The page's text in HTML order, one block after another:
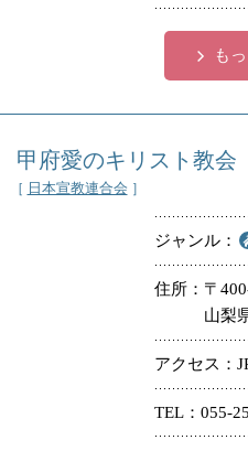
も
甲府愛のキリスト教会
［ 日本宣教連合会 ］
ジャンル
住所
〒
山梨
アクセス
TEL 055-